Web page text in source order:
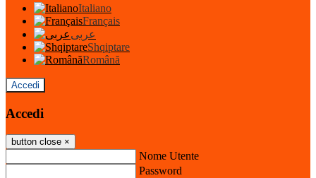
Italiano
Français
عربى
Shqiptare
Română
Accedi
Accedi
button close ×
Nome Utente
Password